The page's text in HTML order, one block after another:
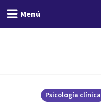
Menú
Psicología clínica